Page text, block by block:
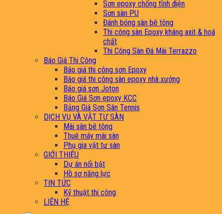
Sơn epoxy chống tĩnh điện
Sơn sàn PU
Đánh bóng sàn bê tông
Thi công sàn Epoxy kháng axit & hoá
chất
Thi Công Sàn Đá Mài Terrazzo
Báo Giá Thi Công
Báo giá thi công sơn Epoxy
Báo giá thi công sàn epoxy nhà xưởng
Báo giá sơn Joton
Báo Giá Sơn epoxy KCC
Bảng Giá Sơn Sân Tennis
DỊCH VỤ VÀ VẬT TƯ SÀN
Mài sàn bê tông
Thuê máy mài sàn
Phụ gia vật tư sàn
GIỚI THIỆU
Dự án nổi bật
Hồ sơ năng lực
TIN TỨC
Kỹ thuật thi công
LIÊN HỆ